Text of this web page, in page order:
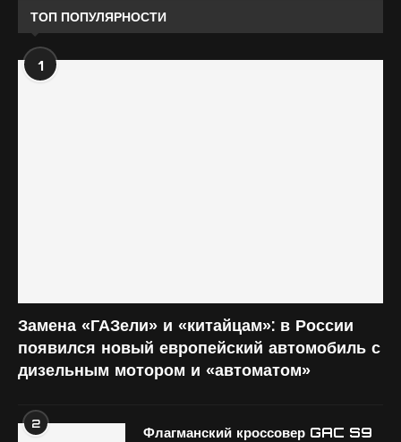
ТОП ПОПУЛЯРНОСТИ
1
Замена «ГАЗели» и «китайцам»: в России
появился новый европейский автомобиль с
дизельным мотором и «автоматом»
2
Флагманский кроссовер GAC S9